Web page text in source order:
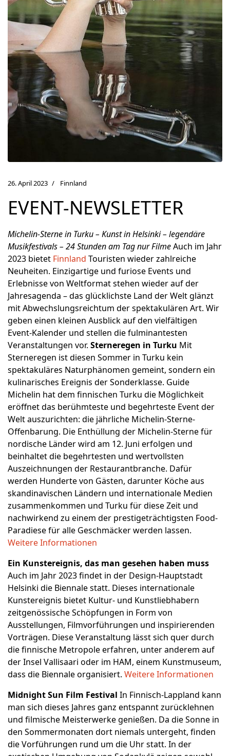
26. April 2023 Finnland
EVENT-NEWSLETTER
Michelin-Sterne in Turku – Kunst in Helsinki – legendäre
Musikfestivals – 24 Stunden am Tag nur FilmeAuch im Jahr
2023 bietet Finnland Touristen wieder zahlreiche
Neuheiten. Einzigartige und furiose Events und
Erlebnisse von Weltformat stehen wieder auf der
Jahresagenda – das glücklichste Land der Welt glänzt
mit Abwechslungsreichtum der spektakulären Art. Wir
geben einen kleinen Ausblick auf den vielfältigen
Event-Kalender und stellen die fulminantesten
Veranstaltungen vor. Sterneregen in Turku Mit
Sterneregen ist diesen Sommer in Turku kein
spektakuläres Naturphänomen gemeint, sondern ein
kulinarisches Ereignis der Sonderklasse. Guide
Michelin hat dem finnischen Turku die Möglichkeit
eröffnet das berühmteste und begehrteste Event der
Welt auszurichten: die jährliche Michelin-Sterne-
Offenbarung. Die Enthüllung der Michelin-Sterne für
nordische Länder wird am 12. Juni erfolgen und
beinhaltet die begehrtesten und wertvollsten
Auszeichnungen der Restaurantbranche. Dafür
werden Hunderte von Gästen, darunter Köche aus
skandinavischen Ländern und internationale Medien
zusammenkommen und Turku für diese Zeit und
nachwirkend zu einem der prestigeträchtigsten Food-
Paradiese für alle Geschmäcker werden lassen.
Weitere Informationen
Ein Kunstereignis, das man gesehen haben muss
Auch im Jahr 2023 findet in der Design-Hauptstadt
Helsinki die Biennale statt. Dieses internationale
Kunstereignis bietet Kultur- und Kunstliebhabern
zeitgenössische Schöpfungen in Form von
Ausstellungen, Filmvorführungen und inspirierenden
Vorträgen. Diese Veranstaltung lässt sich quer durch
die finnische Metropole erfahren, unter anderem auf
der Insel Vallisaari oder im HAM, einem Kunstmuseum,
dass die Biennale organisiert. Weitere Informationen
Midnight Sun Film Festival In Finnisch-Lappland kann
man sich dieses Jahres ganz entspannt zurücklehnen
und filmische Meisterwerke genießen. Da die Sonne in
den Sommermonaten dort niemals untergeht, finden
die Vorführungen rund um die Uhr statt. In der